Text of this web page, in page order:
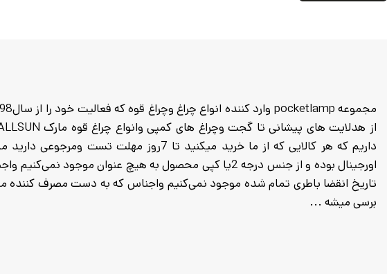
داریم که هر کالایی که از ما خرید میکنید تا
اورجینال بوده و از جنس درجه 2یا کپی محصول به هیچ عنوان
برسی میشه ...